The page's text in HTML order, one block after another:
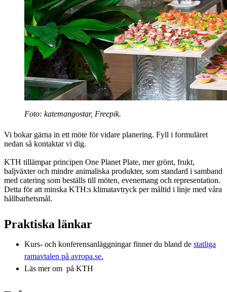
Foto: katemangostar, Freepik.
Vi bokar gärna in ett möte för vidare planering. Fyll i formuläret
nedan så kontaktar vi dig.
KTH tillämpar principen One Planet Plate, mer grönt, frukt,
baljväxter och mindre animaliska produkter, som standard i samband
med catering som beställs till möten, evenemang och representation.
Detta för att minska KTH:s klimatavtryck per måltid i linje med våra
hållbarhetsmål.
Praktiska länkar
Kurs- och konferensanläggningar finner du bland de statliga
ramavtalen på avropa.se.
Läs mer om på KTH